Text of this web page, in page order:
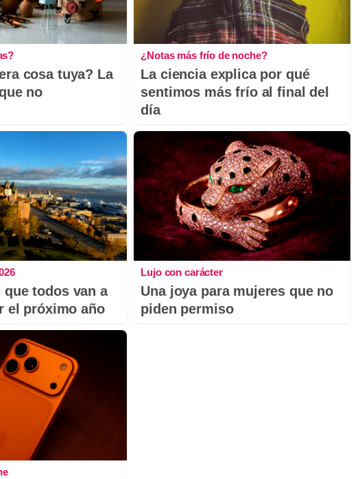
cosa tuya? La
no
¿Notas más frío de noche?
La ciencia explica por qué
sentimos más frío al final del
día
todos van a
el próximo año
Lujo con carácter
Una joya para mujeres que no
piden permiso